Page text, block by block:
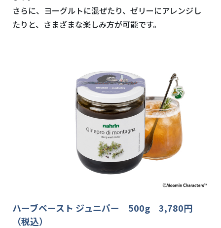
さらに、ヨーグルトに混ぜたり、ゼリーにアレンジし
たりと、さまざまな楽しみ方が可能です。
ハーブペースト ジュニパー 500g 3,780円
（税込）